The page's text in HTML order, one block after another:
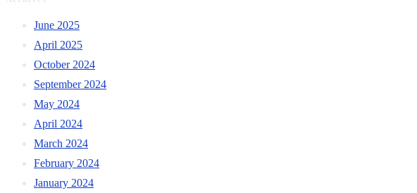
June 2025
April 2025
October 2024
September 2024
May 2024
April 2024
March 2024
February 2024
January 2024